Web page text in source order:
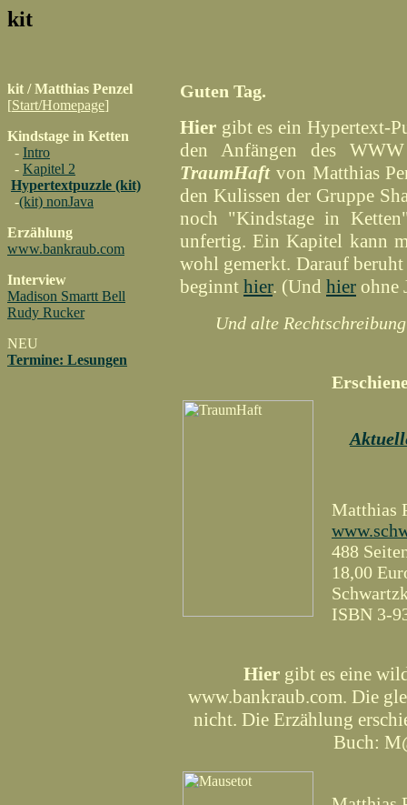
kit
kit / Matthias Penzel
[Start/Homepage]
Kindstage in Ketten
- Intro
- Kapitel 2
Hypertextpuzzle (kit)
-(kit) nonJava
Erzählung
www.bankraub.com
Interview
Madison Smartt Bell
Rudy Rucker
NEU
Termine: Lesungen
Guten Tag.
Hier gibt es ein Hypertext-
den Anfängen des
TraumHaftvon Matthias
den Kulissen der Gruppe
noch "Kindstage in
unfertig. Ein Kapitel kann
wohl gemerkt. Darauf
beginnt hier. (Und hier ohne
Und alte
Matthias
488
18,00
ISBN
Hiergibt es eine
www.bankraub.com. Die
nicht. Die Erzählung
Buch: